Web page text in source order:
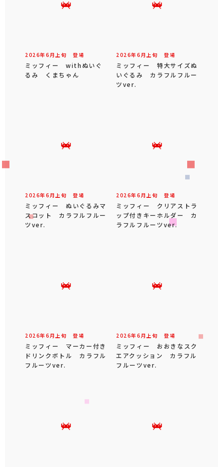
2026年6 月 上旬 登場
ミッフィー withぬいぐ
るみ くまちゃん
2026年6 月 上旬 登場
ミッフィー 特大サイズぬ
いぐるみ カラフルフルー
ツver.
2026年6 月 上旬 登場
ミッフィー ぬいぐるみマ
スコット カラフルフルー
ツver.
2026年6 月 上旬 登場
ミッフィー クリアストラ
ップ付きキーホルダー カ
ラフルフルーツver.
2026年6 月 上旬 登場
ミッフィー マーカー付き
ドリンクボトル カラフル
フルーツver.
2026年6 月 上旬 登場
ミッフィー おおきなスク
エアクッション カラフル
フルーツver.